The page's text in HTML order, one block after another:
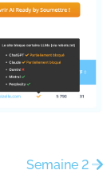
Semaine 2